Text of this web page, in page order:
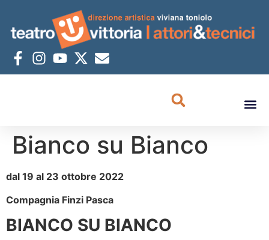
Bianco su Bianco
dal 19 al 23 ottobre 2022
Compagnia Finzi Pasca
BIANCO SU BIANCO